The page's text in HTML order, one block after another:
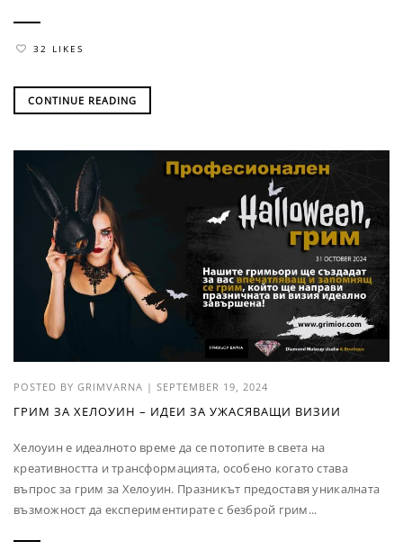
32 LIKES
CONTINUE READING
POSTED BY GRIMVARNA | SEPTEMBER 19, 2024
ГРИМ ЗА ХЕЛОУИН – ИДЕИ ЗА УЖАСЯВАЩИ ВИЗИИ
Хелоуин е идеалното време да се потопите в света на
креативността и трансформацията, особено когато става
въпрос за грим за Хелоуин. Празникът предоставя уникалната
възможност да експериментирате с безброй грим...